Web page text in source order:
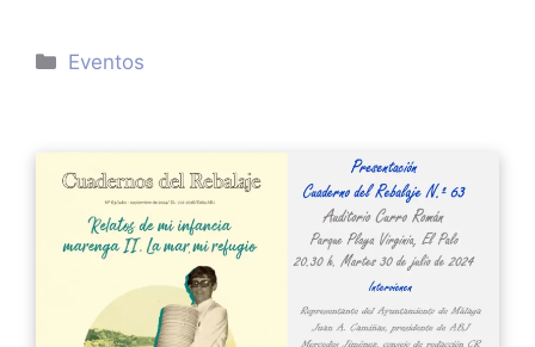
Categorías
Eventos